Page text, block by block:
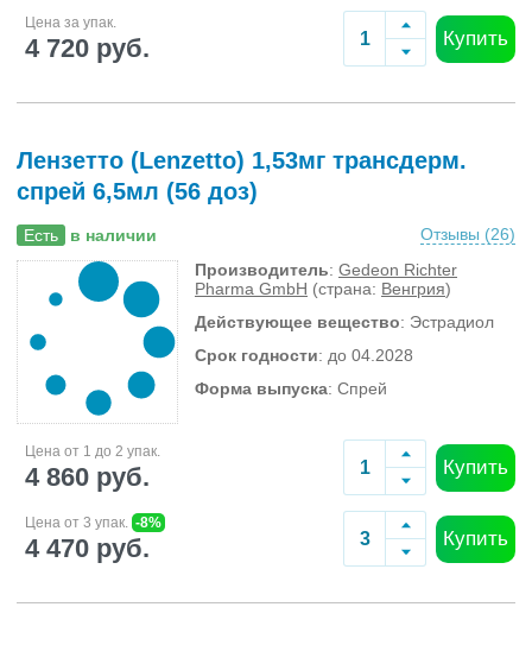
Цена за упак.
4 720 руб. Купить
Лензетто (Lenzetto) 1,53мг трансдерм.
спрей 6,5мл (56 доз)
Есть в наличии Отзывы (26)
Производитель: Gedeon Richter
Pharma GmbH (страна: Венгрия)
Действующее вещество: Эстрадиол
Срок годности: до 04.2028
Форма выпуска: Спрей
Цена от 1 до 2 упак.
4 860 руб. Купить
Цена от 3 упак. -8%
4 470 руб. Купить